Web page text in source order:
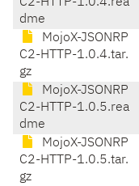
dme
MojoX-JSONRP
C2-HTTP-1.0.4.tar.
gz
MojoX-JSONRP
C2-HTTP-1.0.5.rea
dme
MojoX-JSONRP
C2-HTTP-1.0.5.tar.
gz